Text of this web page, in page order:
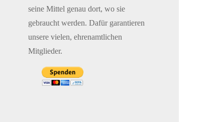
seine Mittel genau dort, wo sie
gebraucht werden. Dafür garantieren
unsere vielen, ehrenamtlichen
Mitglieder.